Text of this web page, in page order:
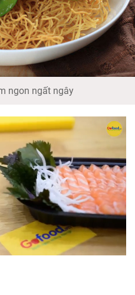
ngon ngất ngây